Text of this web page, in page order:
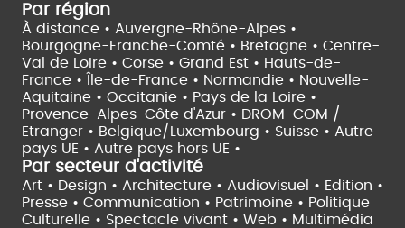
Par région
À distance • Auvergne-Rhône-Alpes •
Bourgogne-Franche-Comté • Bretagne • Centre-
Val de Loire • Corse • Grand Est • Hauts-de-
France •
Île-de-France • Normandie • Nouvelle-
Aquitaine • Occitanie • Pays de la Loire •
Provence-Alpes-Côte d'Azur • DROM-COM /
Etranger • Belgique/Luxembourg • Suisse • Autre
pays UE • Autre pays hors UE •
Par secteur d'activité
Art • Design • Architecture • Audiovisuel • Edition •
Presse • Communication • Patrimoine • Politique
Culturelle • Spectacle vivant • Web • Multimédia